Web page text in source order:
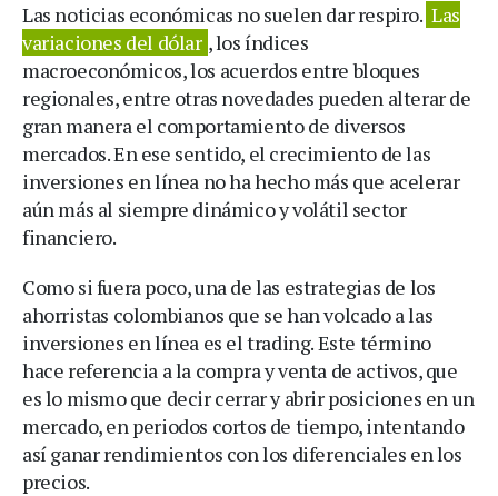
Las noticias económicas no suelen dar respiro. Las
variaciones del dólar , los índices
macroeconómicos, los acuerdos entre bloques
regionales, entre otras novedades pueden alterar de
gran manera el comportamiento de diversos
mercados. En ese sentido, el crecimiento de las
inversiones en línea no ha hecho más que acelerar
aún más al siempre dinámico y volátil sector
financiero.
Como si fuera poco, una de las estrategias de los
ahorristas colombianos que se han volcado a las
inversiones en línea es el trading. Este término
hace referencia a la compra y venta de activos, que
es lo mismo que decir cerrar y abrir posiciones en un
mercado, en periodos cortos de tiempo, intentando
así ganar rendimientos con los diferenciales en los
precios.